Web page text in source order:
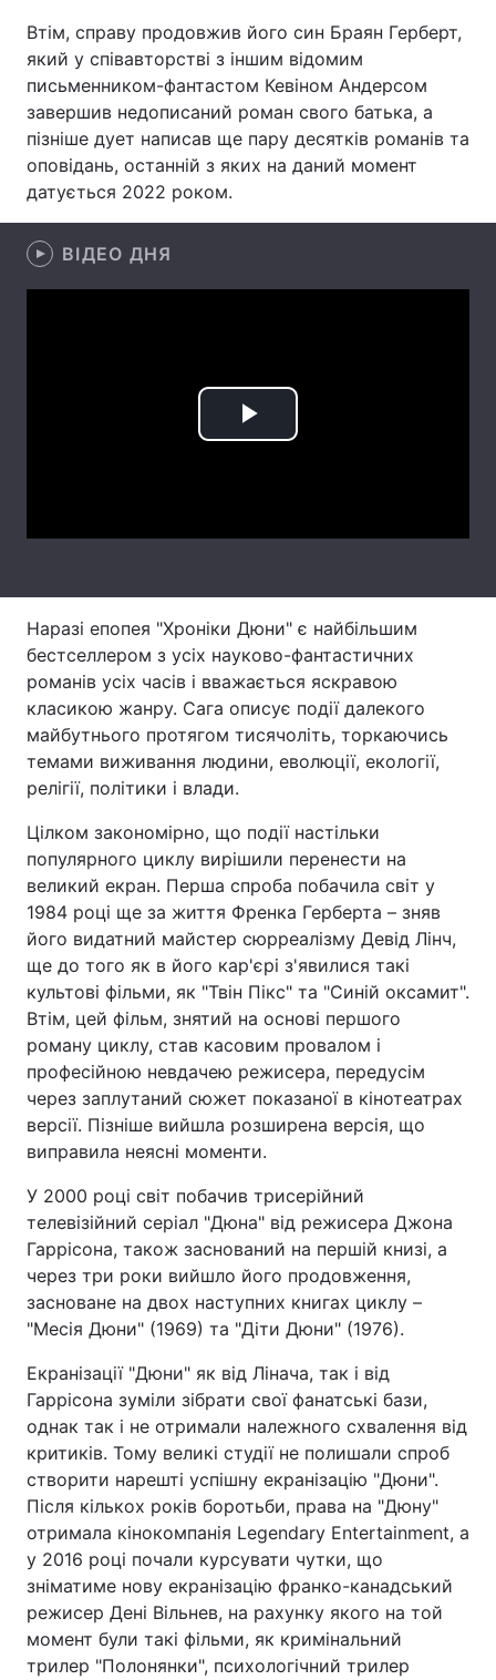
Зброя Інциденти
Туризм
Цікавинки Погода
Екологія Регіони
Лонгріди
Відео з Youtube Статті
Вакансії
Тема оформлення
Втім, справу продовжив його син Браян Герберт,
який у співавторстві з іншим відомим
письменником-фантастом Кевіном Андерсом
завершив недописаний роман свого батька, а
пізніше дует написав ще пару десятків романів та
оповідань, останній з яких на даний момент
датується 2022 роком.
ВІДЕО ДНЯ
Play
Наразі епопея "Хроніки Дюни" є найбільшим
бестселлером з усіх науково-фантастичних
романів усіх часів і вважається яскравою
класикою жанру. Сага описує події далекого
майбутнього протягом тисячоліть, торкаючись
темами виживання людини, еволюції, екології,
релігії, політики і влади.
Цілком закономірно, що події настільки
популярного циклу вирішили перенести на
великий екран. Перша спроба побачила світ у
1984 році ще за життя Френка Герберта – зняв
його видатний майстер сюрреалізму Девід Лінч,
ще до того як в його кар'єрі з'явилися такі
культові фільми, як "Твін Пікс" та "Синій оксамит".
Втім, цей фільм, знятий на основі першого
роману циклу, став касовим провалом і
професійною невдачею режисера, передусім
через заплутаний сюжет показаної в кінотеатрах
версії. Пізніше вийшла розширена версія, що
виправила неясні моменти.
У 2000 році світ побачив трисерійний
телевізійний серіал "Дюна" від режисера Джона
Гаррісона, також заснований на першій книзі, а
через три роки вийшло його продовження,
засноване на двох наступних книгах циклу –
"Месія Дюни" (1969) та "Діти Дюни" (1976).
Екранізації "Дюни" як від Лінача, так і від
Гаррісона зуміли зібрати свої фанатські бази,
однак так і не отримали належного схвалення від
критиків. Тому великі студії не полишали спроб
створити нарешті успішну екранізацію "Дюни".
Після кількох років боротьби, права на "Дюну"
отримала кінокомпанія Legendary Entertainment, а
у 2016 році почали курсувати чутки, що
зніматиме нову екранізацію франко-канадський
режисер Дені Вільнев, на рахунку якого на той
момент були такі фільми, як кримінальний
трилер "Полонянки", психологічний трилер